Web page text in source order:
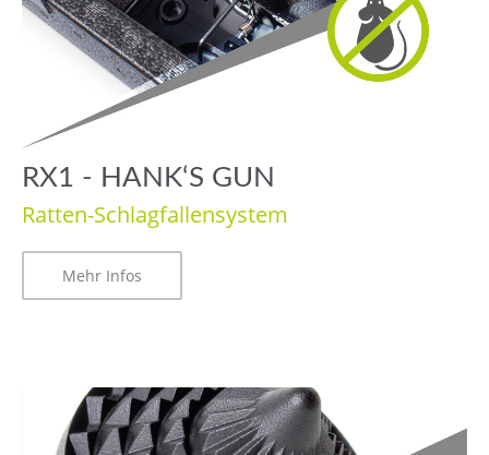
RX1 - HANK‘S GUN
Ratten-Schlagfallensystem
Mehr Infos